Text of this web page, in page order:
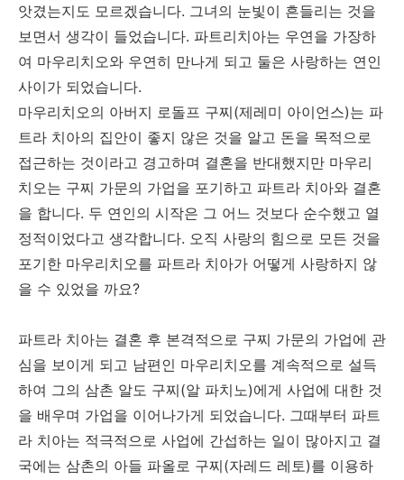
앗겼는지도 모르겠습니다. 그녀의 눈빛이 흔들리는 것을
보면서 생각이 들었습니다. 파트리치아는 우연을 가장하
여 마우리치오와 우연히 만나게 되고 둘은 사랑하는 연인
사이가 되었습니다.
마우리치오의 아버지 로돌프 구찌(제레미 아이언스)는 파
트라 치아의 집안이 좋지 않은 것을 알고 돈을 목적으로
접근하는 것이라고 경고하며 결혼을 반대했지만 마우리
치오는 구찌 가문의 가업을 포기하고 파트라 치아와 결혼
을 합니다. 두 연인의 시작은 그 어느 것보다 순수했고 열
정적이었다고 생각합니다. 오직 사랑의 힘으로 모든 것을
포기한 마우리치오를 파트라 치아가 어떻게 사랑하지 않
을 수 있었을 까요?
파트라 치아는 결혼 후 본격적으로 구찌 가문의 가업에 관
심을 보이게 되고 남편인 마우리치오를 계속적으로 설득
하여 그의 삼촌 알도 구찌(알 파치노)에게 사업에 대한 것
을 배우며 가업을 이어나가게 되었습니다. 그때부터 파트
라 치아는 적극적으로 사업에 간섭하는 일이 많아지고 결
국에는 삼촌의 아들 파올로 구찌(자레드 레토)를 이용하